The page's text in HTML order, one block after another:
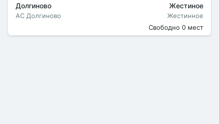
Долгиново
АС Долгиново
Жестиное
Жестинное
Свободно 0 мест